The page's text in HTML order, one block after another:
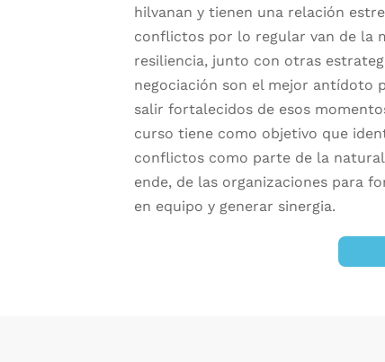
hilvanan y tienen una relación
conflictos por lo regular van de la
resiliencia, junto con otras
negociación son el mejor antídoto
salir fortalecidos de esos
curso tiene como objetivo que
conflictos como parte de la
ende, de las organizaciones para
en equipo y generar sinergia.